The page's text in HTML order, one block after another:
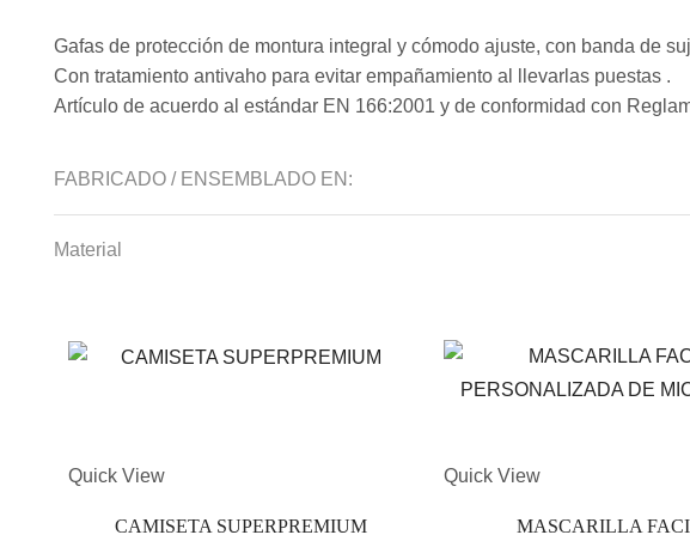
Gafas de protección de montura integral y cómodo ajuste, con banda de
Con tratamiento antivaho para evitar empañamiento al llevarlas puestas .
Artículo de acuerdo al estándar EN 166:2001 y de conformidad con
FABRICADO / ENSEMBLADO EN:
Material
Quick View
CAMISETA SUPERPREMIUM
Quick View
MASCARILLA